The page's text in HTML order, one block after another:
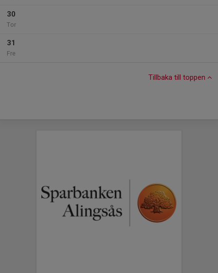
30
Tor
31
Fre
Tillbaka till toppen